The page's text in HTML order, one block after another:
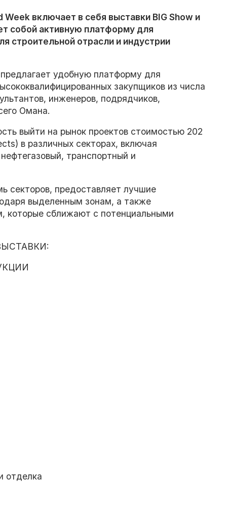
Week включает в себя выставки BIG Show и
собой активную платформу для
строительной отрасли и индустрии
удобную платформу для
закупщиков из числа
инженеров, подрядчиков,
Омана.
выйти на рынок проектов стоимостью 202
в различных секторах, включая
транспортный и
секторов, предоставляет лучшие
выделенным зонам, а также
которые сближают с потенциальными
отделка